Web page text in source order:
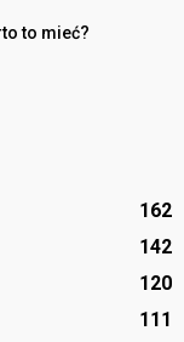
to mieć?
162
142
120
111